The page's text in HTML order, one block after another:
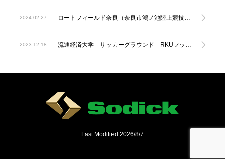
2024.02.27 ロートフィールド奈良（奈良市鴻ノ池陸上競技場）にLED投光器を納入
2023.12.18 流通経済大学 サッカーグラウンド RKUフットボールフィールドにLED投光器を納入
Last Modified:2026/8/7